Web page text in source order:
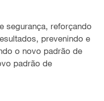
segurança, reforçando
prevenindo e
o novo padrão de
padrão de